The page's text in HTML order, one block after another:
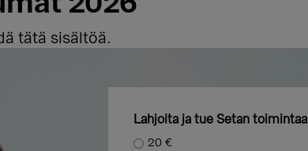
tätä sisältöä.
Lahjoita ja tue Setan toimintaa
20 €